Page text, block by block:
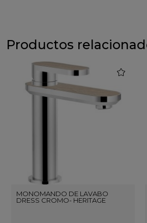
Productos
MONOMANDO DE LAVABO
DRESS CROMO- HERITAGE